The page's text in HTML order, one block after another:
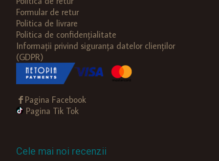
Formular de retur
Politica de livrare
Politica de confidențialitate
Informații privind siguranța datelor clienților
(GDPR)
Pagina Facebook
Pagina Tik Tok
Cele mai noi recenzii